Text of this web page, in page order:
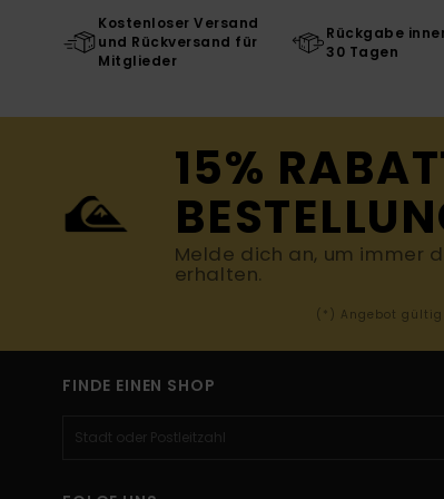
Kostenloser Versand
und Rückversand für
Mitglieder
Rückgabe
30 Tagen
15%
Melde dich an, um immer
erhalten.
(*) Angebot
FINDE EINEN SHOP